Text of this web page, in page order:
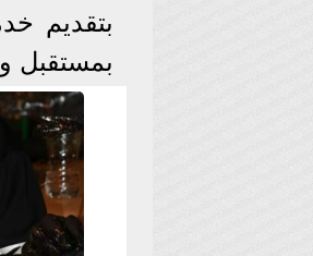
بتقديم
بمستقبل